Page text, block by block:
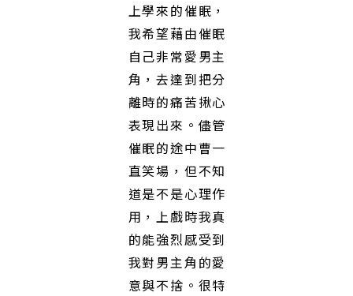
上學來的催眠，
我希望藉由催眠
自己非常愛男主
角，去達到把分
離時的痛苦揪心
表現出來。儘管
催眠的途中曹一
直笑場，但不知
道是不是心理作
用，上戲時我真
的能強烈感受到
我對男主角的愛
意與不捨。很特